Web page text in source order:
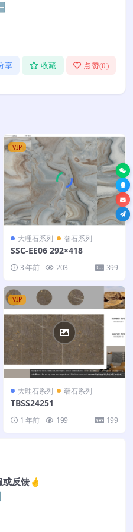
享 收藏 点赞(0)
VIP
大理石系列 奢石系列
SSC-EE06 292×418
3 年前 203 399
VIP
大理石系列 奢石系列
TBSS24251
1 年前 199 199
或反馈🤞